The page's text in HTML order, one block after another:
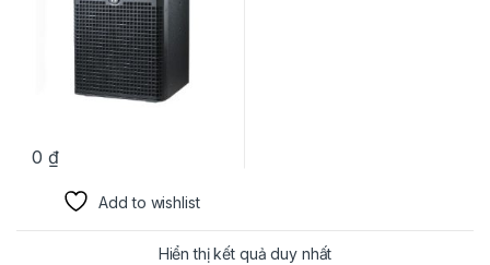
0 ₫
Add to wishlist
Hiển thị kết quả duy nhất